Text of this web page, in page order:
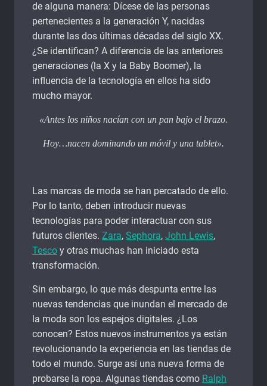
de alguna manera: Dícese de las personas
pertenecientes a la generación Y, nacidas
durante las dos últimas décadas del siglo XX.
¿Se identifican? A diferencia de las anteriores
generaciones (la X y la Baby Boomer), la
influencia de la tecnología en ellos ha sido
mucho mayor.
«Antes los niños nacían con un pan bajo el brazo.
Hoy…nacen dominando un móvil y una tablet».
Las marcas de moda se han percatado de ello.
Por lo tanto, deben introducir nuevas
tecnologías para poder interactuar con sus
futuros clientes. Zara, Sephora, John Lewis,
Tesco y otras muchas han iniciado esta
transformación.
Sin embargo, lo que más despunta entre las
nuevas tendencias que inundan el mercado de
la moda son los espejos digitales. ¿Los
conocen? Estos nuevos instrumentos ya están
revolucionando la experiencia en las tiendas de
todo el mundo. Surge así una nueva forma de
probarse la ropa. Algunas tiendas como Ralph